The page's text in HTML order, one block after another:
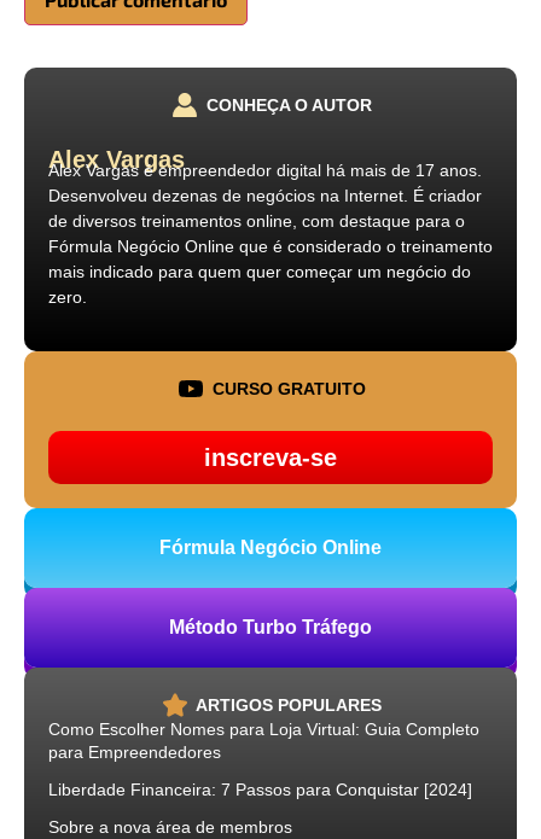
CONHEÇA O AUTOR
Alex Vargas
Alex Vargas é empreendedor digital há mais de 17 anos.
Desenvolveu dezenas de negócios na Internet. É criador
de diversos treinamentos online, com destaque para o
Fórmula Negócio Online que é considerado o treinamento
mais indicado para quem quer começar um negócio do
zero.
CURSO GRATUITO
inscreva-se
Fórmula Negócio Online
Método Turbo Tráfego
ARTIGOS POPULARES
Como Escolher Nomes para Loja Virtual: Guia Completo
para Empreendedores
Liberdade Financeira: 7 Passos para Conquistar [2024]
Sobre a nova área de membros